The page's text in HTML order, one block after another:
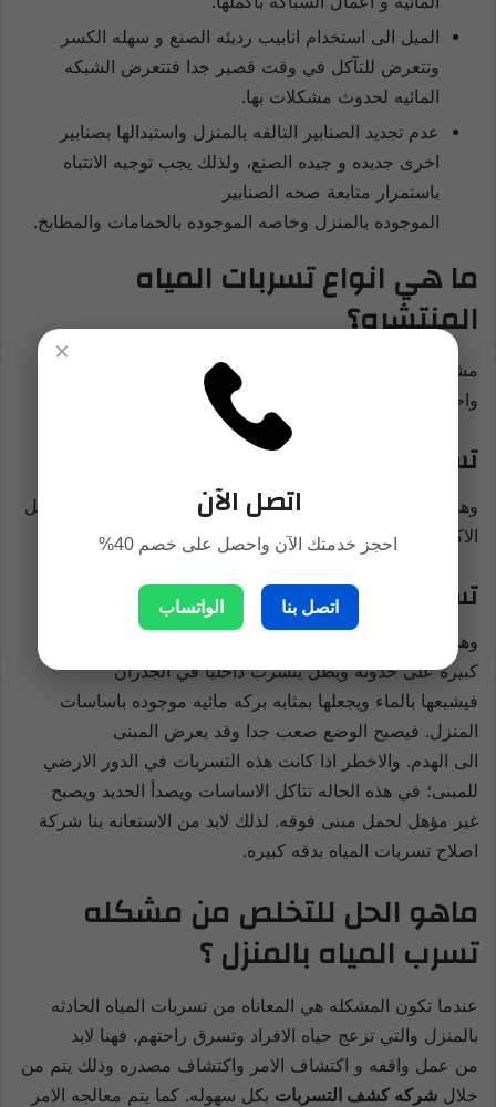
الميل الى استخدام انابيب رديئه الصنع و سهله الكسر
وتتعرض للتآكل في وقت قصير جدا فتتعرض الشبكه
المائيه لحدوث مشكلات بها.
عدم تجديد الصنابير التالفه بالمنزل واستبدالها بصنابير
اخرى جديده و جيده الصنع، ولذلك يجب توجيه الانتباه
باستمرار متابعة صحه الصنابير
الموجوده بالمنزل وخاصه الموجوده بالحمامات والمطابخ.
ما هي انواع تسربات المياه
المنتشره؟
مشكله تسربات المياه واحده ولكنها تاخذ شكلين وليس شكلا
واحدا وهما..
تسرب ظاهر:
وهو ذلك التسرب الذي يمكننا ملاحظته و رؤيته بالعين فهو سهل
الاكتشاف وايضا سهل المعالجه والصيانه.
تسرب خفى :
وهذا النوع هو الأخطر لانه لا يتم اكتشافه الا بعد مرور فتره
كبيره على حدوثه ويظل يتسرب داخليا في الجدران
فيشبعها بالماء ويجعلها بمثابه بركه مائيه موجوده باساسات
المنزل. فيصبح الوضع صعب جدا وقد يعرض المبنى
الى الهدم. والاخطر اذا كانت هذه التسربات في الدور الارضي
للمبنى؛ في هذه الحاله تتاكل الاساسات ويصدأ الحديد ويصبح
غير مؤهل لحمل مبنى فوقه. لذلك لابد من الاستعانه بنا شركة
اصلاح تسربات المياه بدقه كبيره.
ماهو الحل للتخلص من مشكله
تسرب المياه بالمنزل ؟
عندما تكون المشكله هي المعاناه من تسربات المياه الحادثه
بالمنزل والتي تزعج حياه الافراد وتسرق راحتهم. فهنا لابد
من عمل واقفه و اكتشاف الامر واكتشاف مصدره وذلك يتم من
خلال شركه كشف التسربات بكل سهوله. كما يتم معالجه الامر
×
اتصل الآن
احجز خدمتك الآن واحصل على خصم 40%
اتصل بنا الواتساب